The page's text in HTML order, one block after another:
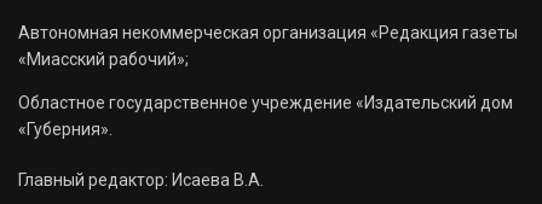
Автономная некоммерческая организация «Редакция газеты
«Миасский рабочий»;
Областное государственное учреждение «Издательский дом
«Губерния».
Главный редактор: Исаева В.А.